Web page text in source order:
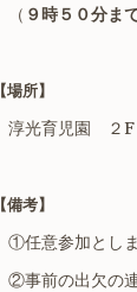
（ ９時５０分ま
【場所】
淳光育児園 ２F
【備考】
①任意参加とし
②事前の出欠の